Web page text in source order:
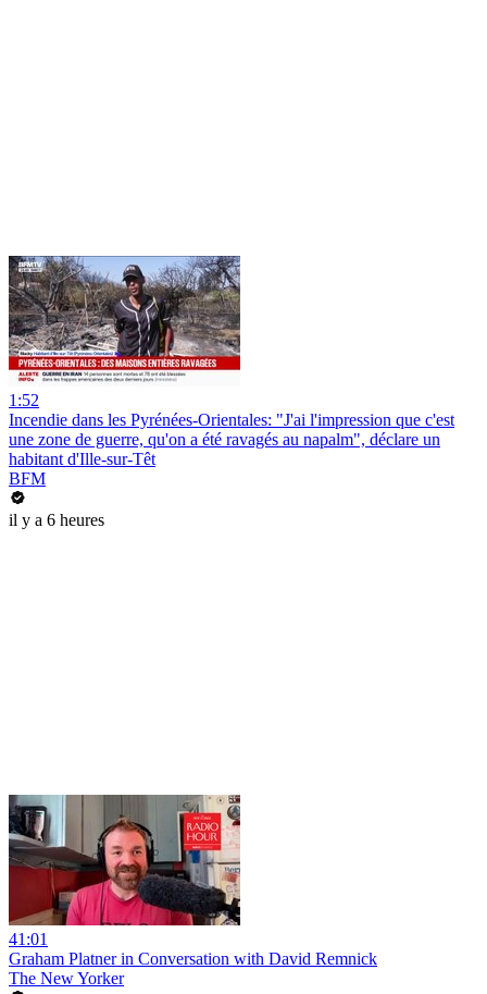
1:52
Incendie dans les Pyrénées-Orientales: "J'ai l'impression que c'est
une zone de guerre, qu'on a été ravagés au napalm", déclare un
habitant d'Ille-sur-Têt
BFM
il y a 6 heures
41:01
Graham Platner in Conversation with David Remnick
The New Yorker